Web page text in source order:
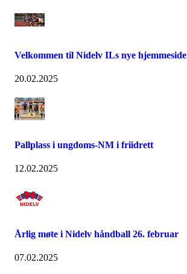
Velkommen til Nidelv ILs nye hjemmeside
20.02.2025
Pallplass i ungdoms-NM i friidrett
12.02.2025
Årlig møte i Nidelv håndball 26. februar
07.02.2025